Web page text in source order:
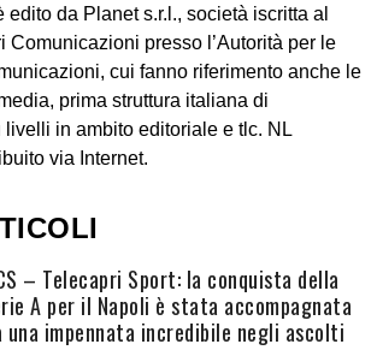
edito da Planet s.r.l., società iscritta al
Comunicazioni presso l’Autorità per le
cui fanno riferimento anche le
prima struttura italiana di
in ambito editoriale e tlc. NL
via Internet.
– Telecapri Sport: la conquista della
A per il Napoli è stata accompagnata
una impennata incredibile negli ascolti